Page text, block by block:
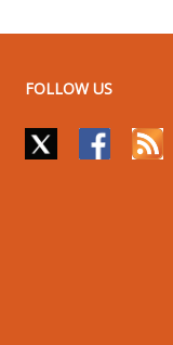
FOLLOW US